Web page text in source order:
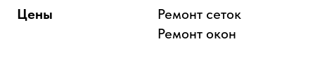
Цены
Ремонт сеток
Ремонт окон